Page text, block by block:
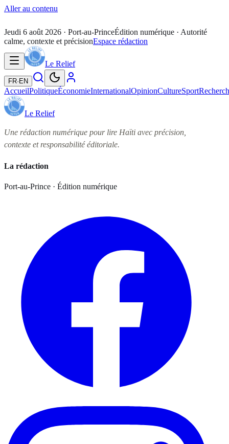
Aller au contenu
Jeudi 6 août 2026 · Port-au-PrinceÉdition numérique · Autorité
calme, contexte et précisionEspace rédaction
Le Relief
FR· EN
AccueilPolitiqueÉconomieInternationalOpinionCultureSport
Le Relief
Une rédaction numérique pour lire Haïti avec précision,
contexte et responsabilité éditoriale.
La rédaction
Port-au-Prince · Édition numérique